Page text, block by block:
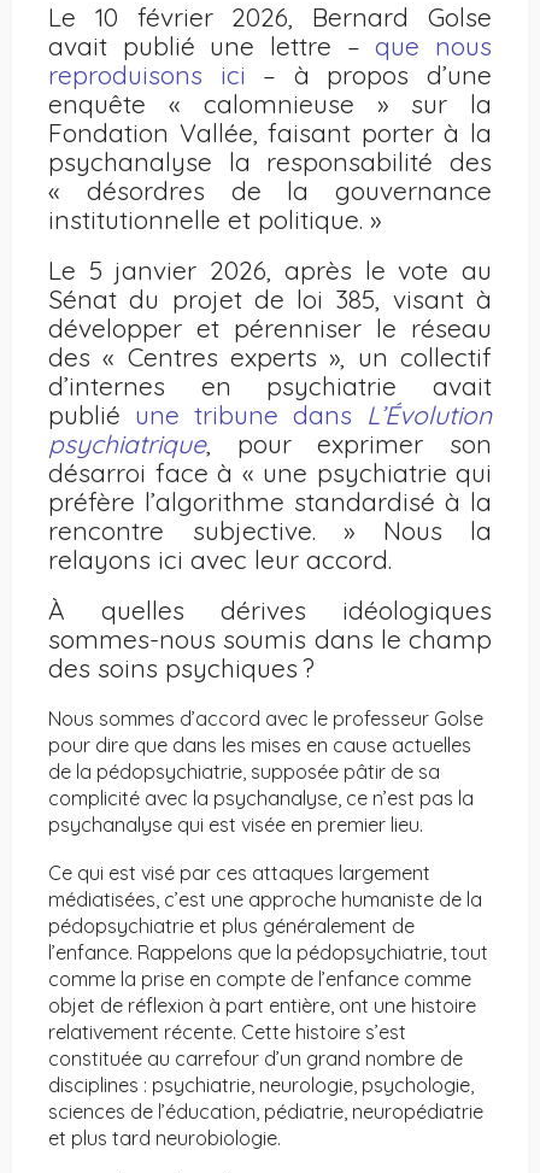
Le 10 février 2026, Bernard Golse
avait publié une lettre – que nous
reproduisons ici – à propos d’une
enquête « calomnieuse » sur la
Fondation Vallée, faisant porter à la
psychanalyse la responsabilité des
« désordres de la gouvernance
institutionnelle et politique. »
Le 5 janvier 2026, après le vote au
Sénat du projet de loi 385, visant à
développer et pérenniser le réseau
des « Centres experts », un collectif
d’internes en psychiatrie avait
publié une tribune dans L’Évolution
psychiatrique, pour exprimer son
désarroi face à « une psychiatrie qui
préfère l’algorithme standardisé à la
rencontre subjective. » Nous la
relayons ici avec leur accord.
À quelles dérives idéologiques
sommes-nous soumis dans le champ
des soins psychiques ?
Nous sommes d’accord avec le professeur Golse
pour dire que dans les mises en cause actuelles
de la pédopsychiatrie, supposée pâtir de sa
complicité avec la psychanalyse, ce n’est pas la
psychanalyse qui est visée en premier lieu.
Ce qui est visé par ces attaques largement
médiatisées, c’est une approche humaniste de la
pédopsychiatrie et plus généralement de
l’enfance. Rappelons que la pédopsychiatrie, tout
comme la prise en compte de l’enfance comme
objet de réflexion à part entière, ont une histoire
relativement récente. Cette histoire s’est
constituée au carrefour d’un grand nombre de
disciplines : psychiatrie, neurologie, psychologie,
sciences de l’éducation, pédiatrie, neuropédiatrie
et plus tard neurobiologie.